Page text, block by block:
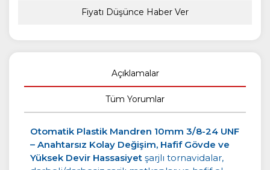
Fiyatı Düşünce Haber Ver
Açıklamalar
Tüm Yorumlar
Otomatik Plastik Mandren 10mm 3/8-24 UNF
– Anahtarsız Kolay Değişim, Hafif Gövde ve
Yüksek Devir Hassasiyet şarjlı tornavidalar,